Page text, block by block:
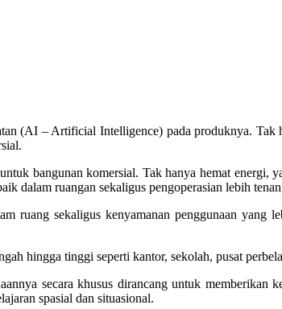
(AI – Artificial Intelligence) pada produknya. Tak
bangunan komersial. Tak hanya hemat energi,
dalam ruangan sekaligus pengoperasian lebih
ruang sekaligus kenyamanan penggunaan yang
hingga tinggi seperti kantor, sekolah, pusat
secara khusus dirancang untuk memberikan
spasial dan situasional.